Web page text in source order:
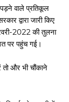
पड़ने वाले प्रतिकूल
द्वारा जारी किए
2022 की तुलना
पर पहुंच गई।
तो और भी चौंकाने